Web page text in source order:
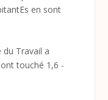
en sont
Travail a
ont touché 1,6